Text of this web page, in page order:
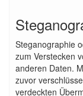
Steganographie
zum Verstecken
anderen Daten.
zuvor
verdeckten